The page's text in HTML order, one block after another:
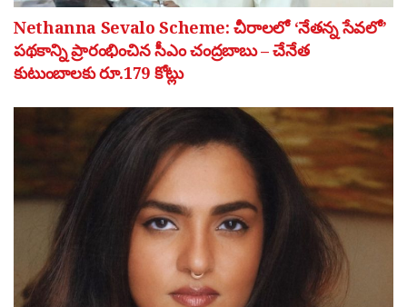
Nethanna Sevalo Scheme: చీరాలలో ‘నేతన్న సేవలో’
పథకాన్ని ప్రారంభించిన సీఎం చంద్రబాబు – చేనేత
కుటుంబాలకు రూ.179 కోట్లు